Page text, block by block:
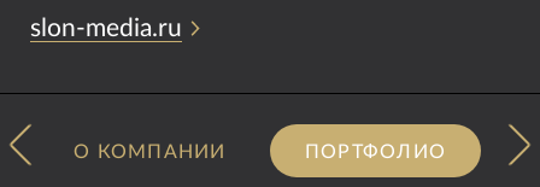
slon-media.ru
О КОМПАНИИ ПОРТФОЛИО